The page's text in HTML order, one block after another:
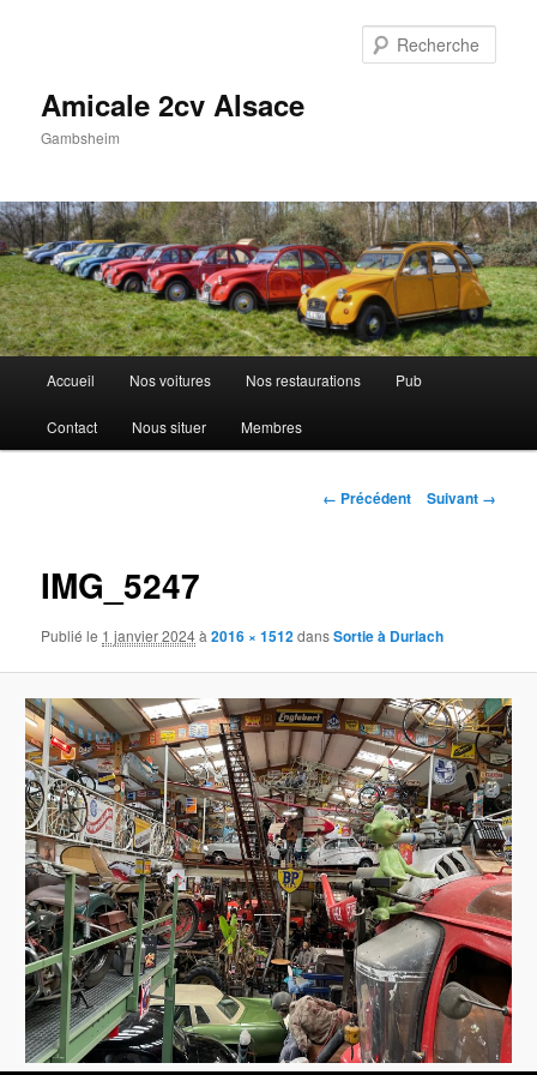
Amicale 2cv Alsace
Gambsheim
principal
Accueil Nos voitures Nos restaurations Pub
Contact Nous situer Membres
Navigation
← Précédent Suivant →
IMG_5247
Publié le 1 janvier 2024à2016 × 1512dansSortie à Durlach